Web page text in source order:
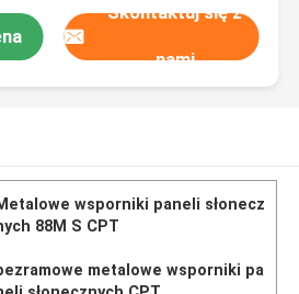
Skontaktuj się z
nami
wsporniki paneli słonecz
88M S CPT
metalowe wsporniki pa